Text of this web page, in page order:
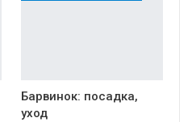
Барвинок: посадка,
уход